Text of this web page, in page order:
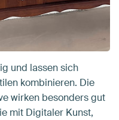
und lassen sich
kombinieren. Die
wirken besonders gut
mit Digitaler Kunst,